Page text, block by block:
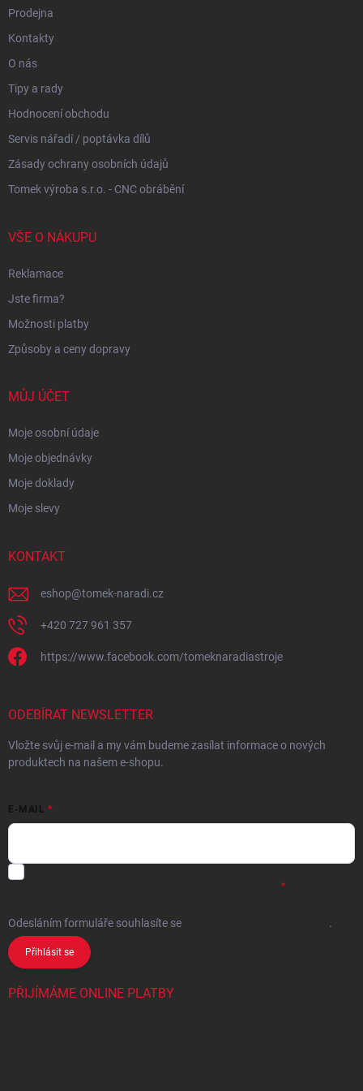
Prodejna
Kontakty
O nás
Tipy a rady
Hodnocení obchodu
Servis nářadí / poptávka dílů
Zásady ochrany osobních údajů
Tomek výroba s.r.o. - CNC obrábění
VŠE O NÁKUPU
Reklamace
Jste firma?
Možnosti platby
Způsoby a ceny dopravy
MŮJ ÚČET
Moje osobní údaje
Moje objednávky
Moje doklady
Moje slevy
KONTAKT
eshop@tomek-naradi.cz
+420 727 961 357
https://www.facebook.com/tomeknaradiastroje
ODEBÍRAT NEWSLETTER
Vložte svůj e-mail a my vám budeme zasílat informace o nových
produktech na našem e-shopu.
E-MAIL
Odesláním formuláře souhlasíte se .
Přihlásit se
PŘIJÍMÁME ONLINE PLATBY